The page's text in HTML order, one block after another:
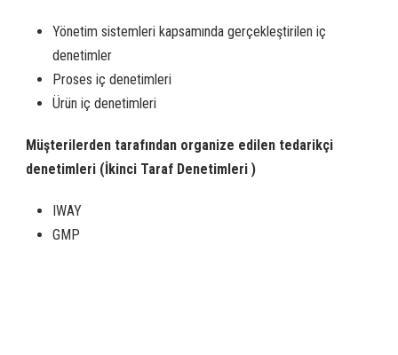
Yönetim sistemleri kapsamında gerçekleştirilen iç
denetimler
Proses iç denetimleri
Ürün iç denetimleri
Müşterilerden tarafından organize edilen tedarikçi
denetimleri (İkinci Taraf Denetimleri )
IWAY
GMP